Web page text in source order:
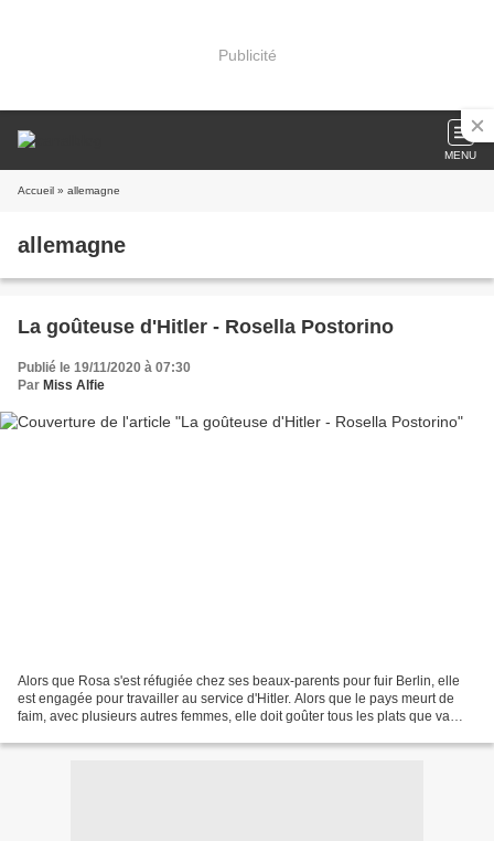
Publicité
MENU
Accueil » allemagne
allemagne
La goûteuse d'Hitler - Rosella Postorino
Publié le 19/11/2020 à 07:30
Par Miss Alfie
Alors que Rosa s'est réfugiée chez ses beaux-parents pour fuir Berlin, elle
est engagée pour travailler au service d'Hitler. Alors que le pays meurt de
faim, avec plusieurs autres femmes, elle doit goûter tous les plats que va